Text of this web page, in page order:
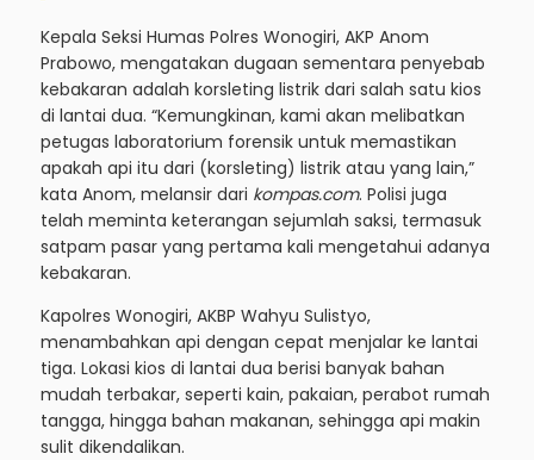
Kepala Seksi Humas Polres Wonogiri, AKP Anom
Prabowo, mengatakan dugaan sementara penyebab
kebakaran adalah korsleting listrik dari salah satu kios
di lantai dua. “Kemungkinan, kami akan melibatkan
petugas laboratorium forensik untuk memastikan
apakah api itu dari (korsleting) listrik atau yang lain,”
kata Anom, melansir dari kompas.com. Polisi juga
telah meminta keterangan sejumlah saksi, termasuk
satpam pasar yang pertama kali mengetahui adanya
kebakaran.
Kapolres Wonogiri, AKBP Wahyu Sulistyo,
menambahkan api dengan cepat menjalar ke lantai
tiga. Lokasi kios di lantai dua berisi banyak bahan
mudah terbakar, seperti kain, pakaian, perabot rumah
tangga, hingga bahan makanan, sehingga api makin
sulit dikendalikan.